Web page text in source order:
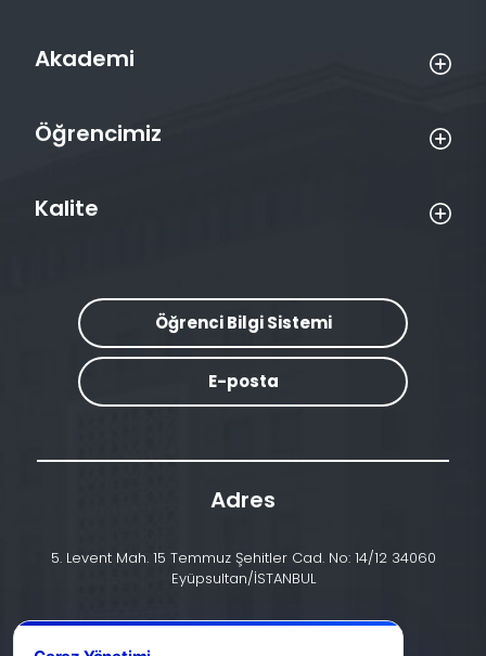
Akademi
Öğrencimiz
Kalite
Öğrenci Bilgi Sistemi
E-posta
Adres
5. Levent Mah. 15 Temmuz Şehitler Cad. No: 14/12 34060
Eyüpsultan/İSTANBUL
İletişim